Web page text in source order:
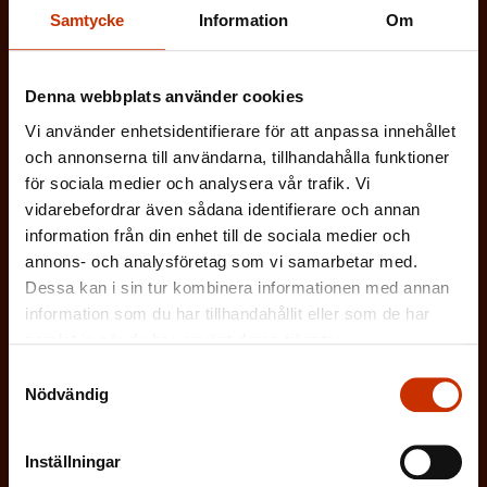
Samtycke Information Om
Denna webbplats använder cookies
Vi använder enhetsidentifierare för att anpassa innehållet
och annonserna till användarna, tillhandahålla funktioner
för sociala medier och analysera vår trafik. Vi
vidarebefordrar även sådana identifierare och annan
information från din enhet till de sociala medier och
annons- och analysföretag som vi samarbetar med.
Dessa kan i sin tur kombinera informationen med annan
information som du har tillhandahållit eller som de har
Nödvändig
Inställningar
t
k
t
)
o
r
i
s
k
t
)
ARBETARSKYDDSFULLMÄKTIG
ARBETSGIVARREPRESENTANT
I ÖVRIGT INTRESSERAD AV ARBETSLIVET
På vilket språk vill du ha nyhetsbrevet?
behandlas i enlighet med